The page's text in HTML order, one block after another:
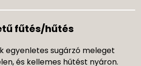
fűtés/hűtés
egyenletes sugárzó meleget
és kellemes hűtést nyáron.